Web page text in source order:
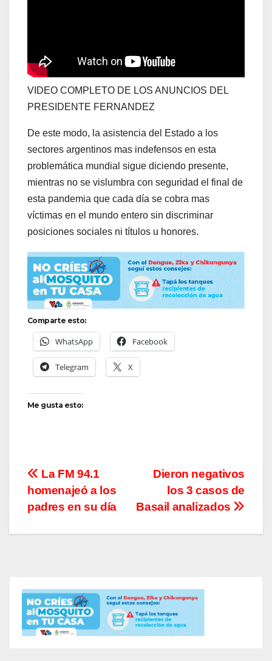
VIDEO COMPLETO DE LOS ANUNCIOS DEL
PRESIDENTE FERNANDEZ
De este modo, la asistencia del Estado a los
sectores argentinos mas indefensos en esta
problemática mundial sigue diciendo presente,
mientras no se vislumbra con seguridad el final de
esta pandemia que cada día se cobra mas
víctimas en el mundo entero sin discriminar
posiciones sociales ni títulos u honores.
Comparte esto:
WhatsApp Facebook
Telegram X
Me gusta esto:
Navegación
de
entradas
Dieron negativos
los 3 casos de
Basail analizados
La FM 94.1
homenajeó a los
padres en su día